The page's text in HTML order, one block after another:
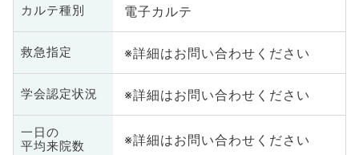
カルテ種別 電子カルテ
救急指定 ※詳細はお問い合わせください
学会認定状況 ※詳細はお問い合わせください
一日の
平均来院数
※詳細はお問い合わせください